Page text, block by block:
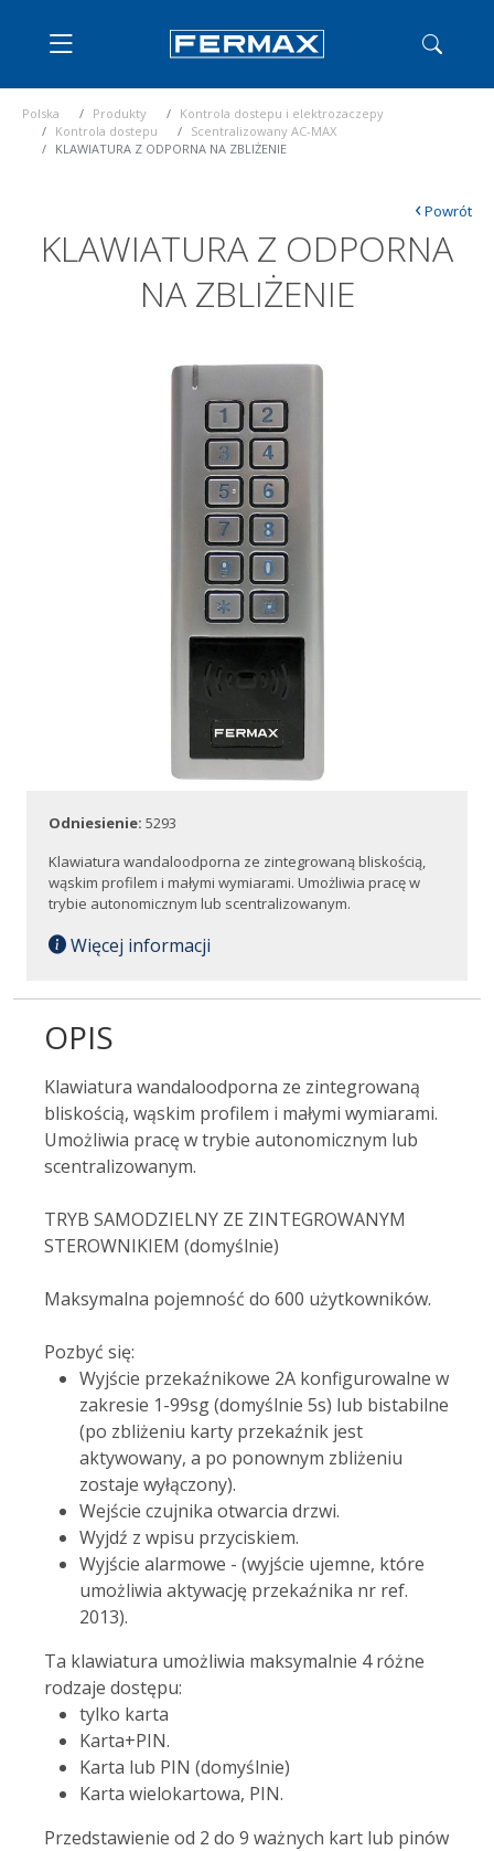
Polska Produkty
Kontrola dostepu i elektrozaczepy
Kontrola dostepu
Scentralizowany AC-MAX
KLAWIATURA Z ODPORNA NA ZBLIŻENIE
KLAWIATURA Z ODPORNA
NA ZBLIŻENIE
‹Powrót
Odniesienie: 5293
Klawiatura wandaloodporna ze zintegrowaną bliskością,
wąskim profilem i małymi wymiarami. Umożliwia pracę w
trybie autonomicznym lub scentralizowanym.
Więcej informacji
OPIS
Klawiatura wandaloodporna ze zintegrowaną
bliskością, wąskim profilem i małymi wymiarami.
Umożliwia pracę w trybie autonomicznym lub
scentralizowanym.
TRYB SAMODZIELNY ZE ZINTEGROWANYM
STEROWNIKIEM (domyślnie)
Maksymalna pojemność do 600 użytkowników.
Pozbyć się:
Wyjście przekaźnikowe 2A konfigurowalne w
zakresie 1-99sg (domyślnie 5s) lub bistabilne
(po zbliżeniu karty przekaźnik jest
aktywowany, a po ponownym zbliżeniu
zostaje wyłączony).
Wejście czujnika otwarcia drzwi.
Wyjdź z wpisu przyciskiem.
Wyjście alarmowe - (wyjście ujemne, które
umożliwia aktywację przekaźnika nr ref.
2013).
Ta klawiatura umożliwia maksymalnie 4 różne
rodzaje dostępu:
tylko karta
Karta+PIN.
Karta lub PIN (domyślnie)
Karta wielokartowa, PIN.
Przedstawienie od 2 do 9 ważnych kart lub pinów